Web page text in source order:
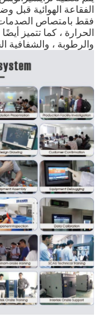
الفقاعة الهوائية قبل
فقط بامتصاص الصدمات
الحرارة ، كما تتميز
والرطوبة ، والشفافية